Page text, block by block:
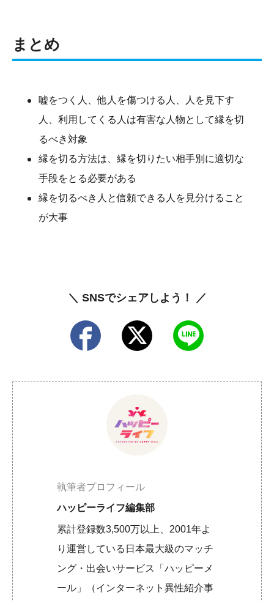
まとめ
嘘をつく人、他人を傷つける人、人を見下す
人、利用してくる人は有害な人物として縁を切
るべき対象
縁を切る方法は、縁を切りたい相手別に適切な
手段をとる必要がある
縁を切るべき人と信頼できる人を見分けること
が大事
＼ SNSでシェアしよう！ ／
執筆者プロフィール
ハッピーライフ編集部
累計登録数3,500万以上、2001年よ
り運営している日本最大級のマッチ
ング・出会いサービス「ハッピーメ
ール」（インターネット異性紹介事